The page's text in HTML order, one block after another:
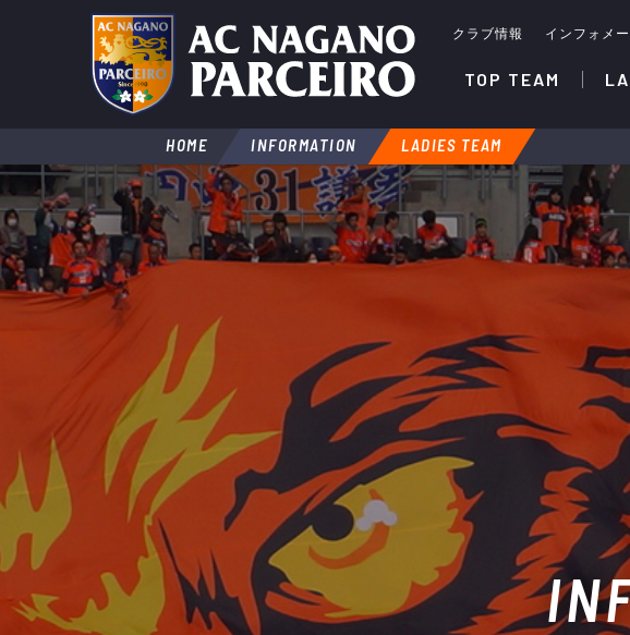
クラブ情報 インフォメ
TOP TEAM
HOME INFORMATION LADIES TEAM